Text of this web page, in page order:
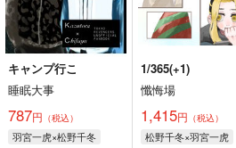
キャンプ行こ
睡眠大事
787円 （税込）
羽宮一虎×松野千冬
1/365(+1)
懺悔場
1,415円 （税込）
松野千冬×羽宮一虎